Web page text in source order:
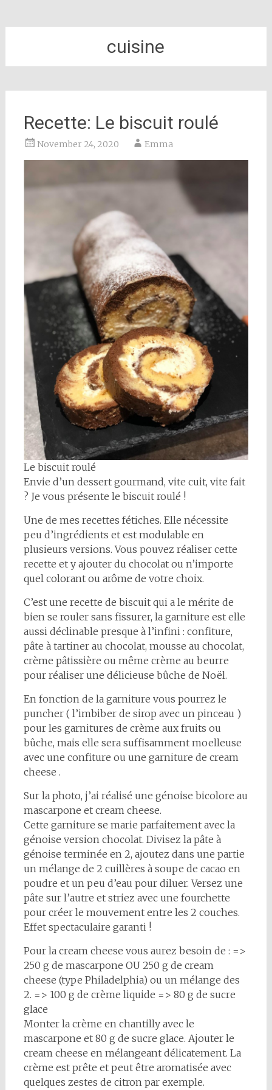
cuisine
Recette: Le biscuit roulé
November 24, 2020 Emma
Le biscuit roulé
Envie d’un dessert gourmand, vite cuit, vite fait
? Je vous présente le biscuit roulé !
Une de mes recettes fétiches. Elle nécessite
peu d’ingrédients et est modulable en
plusieurs versions. Vous pouvez réaliser cette
recette et y ajouter du chocolat ou n’importe
quel colorant ou arôme de votre choix.
C’est une recette de biscuit qui a le mérite de
bien se rouler sans fissurer, la garniture est elle
aussi déclinable presque à l’infini : confiture,
pâte à tartiner au chocolat, mousse au chocolat,
crème pâtissière ou même crème au beurre
pour réaliser une délicieuse bûche de Noël.
En fonction de la garniture vous pourrez le
puncher ( l’imbiber de sirop avec un pinceau )
pour les garnitures de crème aux fruits ou
bûche, mais elle sera suffisamment moelleuse
avec une confiture ou une garniture de cream
cheese .
Sur la photo, j’ai réalisé une génoise bicolore au
mascarpone et cream cheese.
Cette garniture se marie parfaitement avec la
génoise version chocolat. Divisez la pâte à
génoise terminée en 2, ajoutez dans une partie
un mélange de 2 cuillères à soupe de cacao en
poudre et un peu d’eau pour diluer. Versez une
pâte sur l’autre et striez avec une fourchette
pour créer le mouvement entre les 2 couches.
Effet spectaculaire garanti !
Pour la cream cheese vous aurez besoin de : =>
250 g de mascarpone OU 250 g de cream
cheese (type Philadelphia) ou un mélange des
2. => 100 g de crème liquide => 80 g de sucre
glace
Monter la crème en chantilly avec le
mascarpone et 80 g de sucre glace. Ajouter le
cream cheese en mélangeant délicatement. La
crème est prête et peut être aromatisée avec
quelques zestes de citron par exemple.